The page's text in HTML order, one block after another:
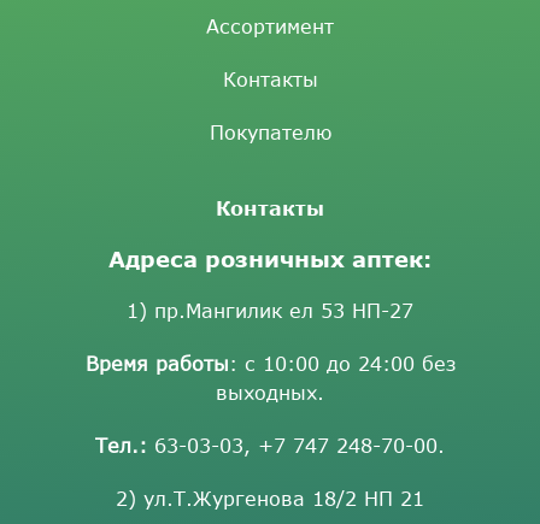
Ассортимент
Контакты
Покупателю
Контакты
Адреса розничных аптек:
1) пр.Мангилик ел 53 НП-27
Время работы: с 10:00 до 24:00 без
выходных.
Тел.: 63-03-03, +7 747 248-70-00.
2) ул.Т.Жургенова 18/2 НП 21